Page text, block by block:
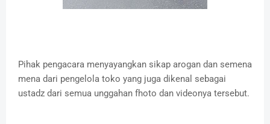
Pihak pengacara menyayangkan sikap arogan dan semena
mena dari pengelola toko yang juga dikenal sebagai
ustadz dari semua unggahan fhoto dan videonya tersebut.